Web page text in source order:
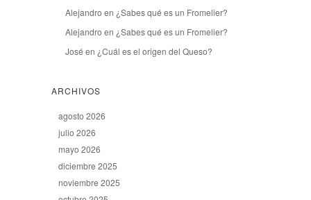
Alejandro en ¿Sabes qué es un Fromelier?
Alejandro en ¿Sabes qué es un Fromelier?
José en ¿Cuál es el origen del Queso?
ARCHIVOS
agosto 2026
julio 2026
mayo 2026
diciembre 2025
noviembre 2025